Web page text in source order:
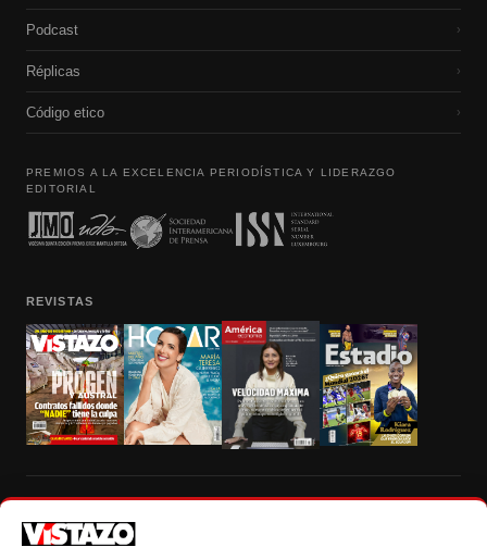
Podcast ›
Réplicas ›
Código etico ›
PREMIOS A LA EXCELENCIA PERIODÍSTICA Y LIDERAZGO
EDITORIAL
REVISTAS
autorización escrita de su titular, de todos los contenidos de Vistazo.com.